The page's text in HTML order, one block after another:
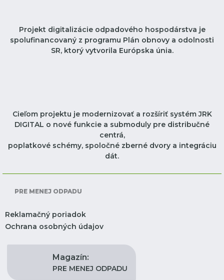
Projekt digitalizácie odpadového hospodárstva je
spolufinancovaný z programu Plán obnovy a odolnosti
SR, ktorý vytvorila Európska únia.
Cieľom projektu je modernizovať a rozšíriť systém JRK
DIGITAL o nové funkcie a submoduly pre distribučné
centrá,
poplatkové schémy, spoločné zberné dvory a integráciu
dát.
PRE MENEJ ODPADU
Reklamačný poriadok
Ochrana osobných údajov
Magazín:
PRE MENEJ ODPADU